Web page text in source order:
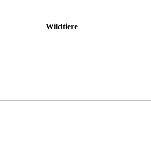
Wildtiere